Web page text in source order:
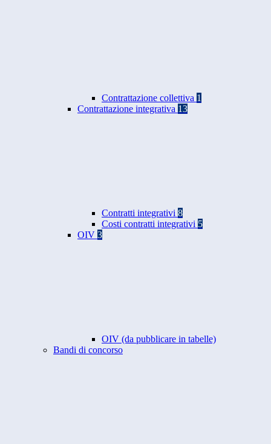
Contrattazione collettiva 1
Contrattazione integrativa 13
Contratti integrativi 8
Costi contratti integrativi 5
OIV 3
OIV (da pubblicare in tabelle)
Bandi di concorso